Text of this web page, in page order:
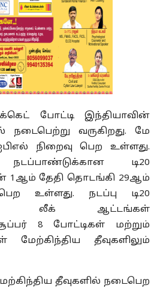
போட்டி இந்தியாவின்
நடைபெற்று வருகிறது. மே
நிறைவு பெற உள்ளது.
டி20
தேதி தொடங்கி 29ஆம்
உள்ளது. நடப்பு டி20
லீக் ஆட்டங்கள்
8 போட்டிகள் மற்றும்
மேற்கிந்திய தீவுகளிலும்
தீவுகளில் நடைபெற